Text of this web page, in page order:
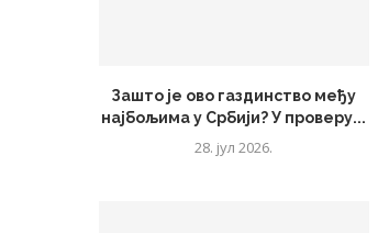
Зашто је ово газдинство међу
најбољима у Србији? У проверу...
28. јул 2026.